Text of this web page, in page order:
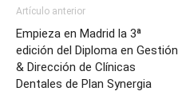
Artículo anterior
Empieza en Madrid la 3ª
edición del Diploma en Gestión
& Dirección de Clínicas
Dentales de Plan Synergia